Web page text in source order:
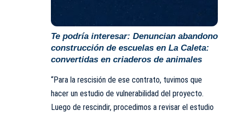
Te podría interesar: Denuncian abandono
construcción de escuelas en La Caleta:
convertidas en criaderos de animales
“Para la rescisión de ese contrato, tuvimos que
hacer un estudio de vulnerabilidad del proyecto.
Luego de rescindir, procedimos a revisar el estudio